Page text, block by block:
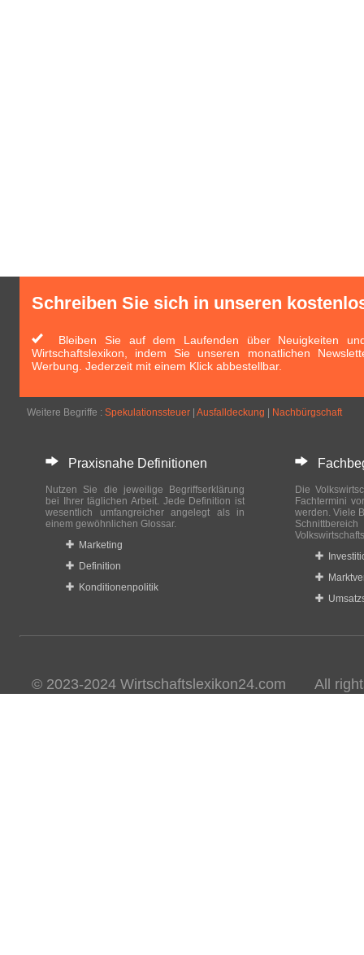
Schreiben Sie sich in unseren
Bleiben Sie auf dem Laufenden über Neuigkeiten
Wirtschaftslexikon, indem Sie unseren monatlichen
Werbung. Jederzeit mit einem Klick abbestellbar.
Weitere Begriffe : Spekulationssteuer Ausfalldeckung Nachbürgschaft
Praxisnahe Definitionen
Nutzen Sie die jeweilige Begriffserklärung
bei Ihrer täglichen Arbeit. Jede Definition ist
wesentlich umfangreicher angelegt als in
einem gewöhnlichen Glossar.
Marketing
Definition
Konditionenpolitik
Die
Fachtermini
werden. Viele
© 2023-2024 Wirtschaftslexikon24.com All